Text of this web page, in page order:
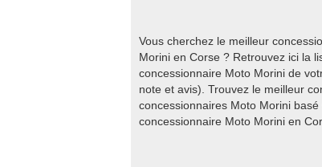
Vous cherchez le meilleur
Morini en Corse ? Retrouvez ici la
concessionnaire Moto Morini de
note et avis). Trouvez le meilleur
concessionnaires Moto Morini
concessionnaire Moto Morini en